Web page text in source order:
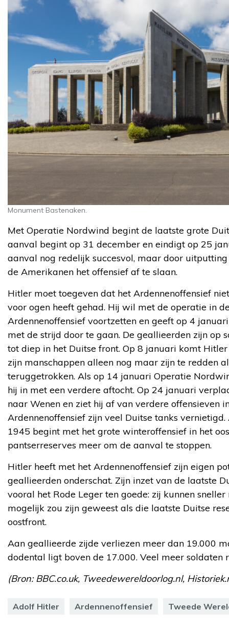
Monument Bastenaken.
Met Operatie Nordwind begint de laatste grote
aanval begint op 31 december en eindigt op 25
aanval nog redelijk succesvol, maar door
de Amerikanen het offensief af te slaan.
Hitler moet toegeven dat het Ardennenoffensief
voor ogen heeft gehad. Hij wil met de operatie in
Ardennenoffensief voortzetten en geeft op 4
met de strijd door te gaan. De geallieerden zijn op
tot diep in het Duitse front. Op 8 januari komt
zijn manschappen alleen nog maar zijn te redden
teruggetrokken. Als op 14 januari Operatie
hij in met een verdere aftocht. Op 24 januari
naar Wenen en ziet hij af van verdere offensieven
Ardennenoffensief zijn veel Duitse tanks
1945 begint met het grote winteroffensief in het
pantserreserves meer om de aanval te stoppen.
Hitler heeft met het Ardennenoffensief zijn eigen
geallieerden onderschat. Zijn inzet van de laatste
vooral het Rode Leger ten goede: zij kunnen
mogelijk zou zijn geweest als die laatste Duitse
oostfront.
Aan geallieerde zijde verliezen meer dan 19.000
dodental ligt boven de 17.000. Veel meer
(Bron: BBC.co.uk, Tweedewereldoorlog.nl,
Adolf Hitler Ardennenoffensief Tweede